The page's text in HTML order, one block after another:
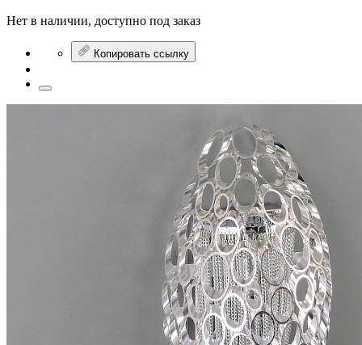
Нет в наличии, доступно под заказ
Копировать ссылку